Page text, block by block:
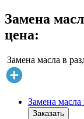
Замена
цена:
Замена масла в
Замена масла
Заказать